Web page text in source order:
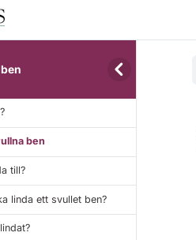
ben
till?
linda ett svullet ben?